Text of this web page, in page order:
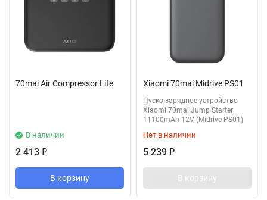
70mai Air Compressor Lite
В наличии
2 413 ₽
В корзину
Xiaomi 70mai Midrive PS01
Пуско-зарядное устройство
Xiaomi 70mai Jump Starter
11100mAh 12V (Midrive PS01)
Нет в наличии
5 239 ₽
В корзину